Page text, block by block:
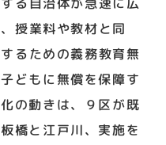
授業料や教材と同
るための義務教育無
どもに無償を保障す
の動きは、９区が既
橋と江戸川、実施を